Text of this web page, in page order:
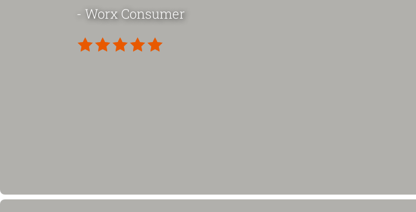
- Worx Consumer